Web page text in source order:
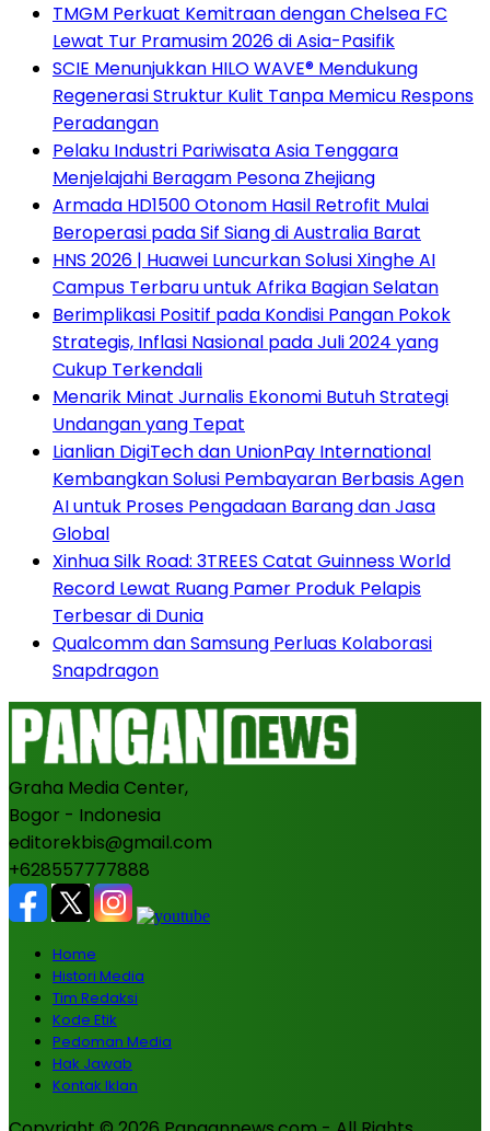
TMGM Perkuat Kemitraan dengan Chelsea FC
Lewat Tur Pramusim 2026 di Asia-Pasifik
SCIE Menunjukkan HILO WAVE® Mendukung
Regenerasi Struktur Kulit Tanpa Memicu Respons
Peradangan
Pelaku Industri Pariwisata Asia Tenggara
Menjelajahi Beragam Pesona Zhejiang
Armada HD1500 Otonom Hasil Retrofit Mulai
Beroperasi pada Sif Siang di Australia Barat
HNS 2026 | Huawei Luncurkan Solusi Xinghe AI
Campus Terbaru untuk Afrika Bagian Selatan
Berimplikasi Positif pada Kondisi Pangan Pokok
Strategis, Inflasi Nasional pada Juli 2024 yang
Cukup Terkendali
Menarik Minat Jurnalis Ekonomi Butuh Strategi
Undangan yang Tepat
Lianlian DigiTech dan UnionPay International
Kembangkan Solusi Pembayaran Berbasis Agen
AI untuk Proses Pengadaan Barang dan Jasa
Global
Xinhua Silk Road: 3TREES Catat Guinness World
Record Lewat Ruang Pamer Produk Pelapis
Terbesar di Dunia
Qualcomm dan Samsung Perluas Kolaborasi
Snapdragon
Graha Media Center,
Bogor - Indonesia
editorekbis@gmail.com
+628557777888
Home
Histori Media
Tim Redaksi
Kode Etik
Pedoman Media
Hak Jawab
Kontak Iklan